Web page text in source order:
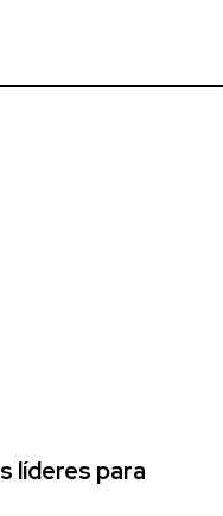
líderes para